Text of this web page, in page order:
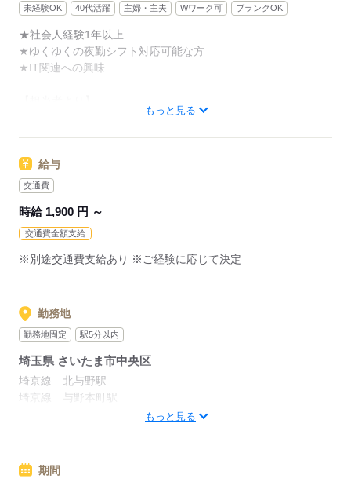
・9：00-17：30/通常
・8：00-16：30/早番
・13：00-21：00/遅番
※週休2日制（曜日についてはシフトにより確定）
※夜勤：7週間に1回ローテーション。7営業日連続で夜勤、その
後は6日間連続で夜勤振替休暇となります。
未経験OK
40代活躍 主婦・主夫 Wワーク可 ブランクOK
★社会人経験1年以上
★ゆくゆくの夜勤シフト対応可能な方
★IT関連への興味
当社スタッフも多数ご活躍中の職場です♪OJTしっかり★
もっと見る
給与
交通費
時給 1,900 円 ～
交通費全額支給
※別途交通費支給あり ※ご経験に応じて決定
勤務地
勤務地固定 駅5分以内
埼玉県 さいたま市中央区
埼京線 北与野駅
埼京線 与野本町駅
もっと見る
期間